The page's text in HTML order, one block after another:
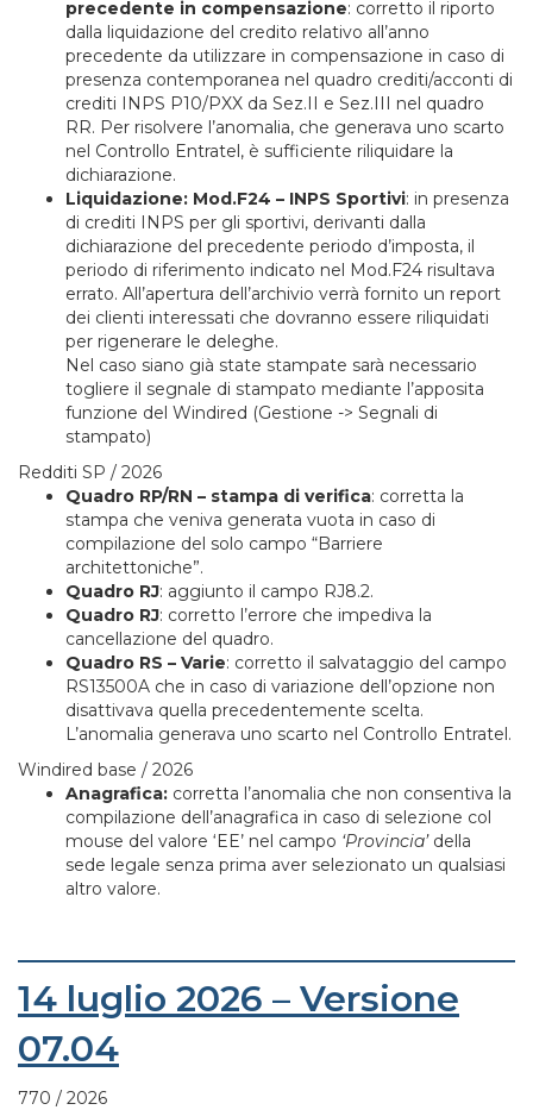
precedente in compensazione: corretto il riporto
dalla liquidazione del credito relativo all’anno
precedente da utilizzare in compensazione in caso di
presenza contemporanea nel quadro crediti/acconti di
crediti INPS P10/PXX da Sez.II e Sez.III nel quadro
RR. Per risolvere l’anomalia, che generava uno scarto
nel Controllo Entratel, è sufficiente riliquidare la
dichiarazione.
Liquidazione: Mod.F24 – INPS Sportivi: in presenza
di crediti INPS per gli sportivi, derivanti dalla
dichiarazione del precedente periodo d’imposta, il
periodo di riferimento indicato nel Mod.F24 risultava
errato. All’apertura dell’archivio verrà fornito un report
dei clienti interessati che dovranno essere riliquidati
per rigenerare le deleghe.
Nel caso siano già state stampate sarà necessario
togliere il segnale di stampato mediante l’apposita
funzione del Windired (Gestione -> Segnali di
stampato)
Redditi SP / 2026
Quadro RP/RN – stampa di verifica: corretta la
stampa che veniva generata vuota in caso di
compilazione del solo campo “Barriere
architettoniche”.
Quadro RJ: aggiunto il campo RJ8.2.
Quadro RJ: corretto l’errore che impediva la
cancellazione del quadro.
Quadro RS – Varie: corretto il salvataggio del campo
RS13500A che in caso di variazione dell’opzione non
disattivava quella precedentemente scelta.
L’anomalia generava uno scarto nel Controllo Entratel.
Windired base / 2026
Anagrafica: corretta l’anomalia che non consentiva la
compilazione dell’anagrafica in caso di selezione col
mouse del valore ‘EE’ nel campo ‘Provincia’della
sede legale senza prima aver selezionato un qualsiasi
altro valore.
14 luglio 2026 – Versione
07.04
770 / 2026